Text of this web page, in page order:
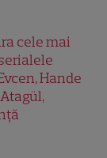
cele mai
Hande